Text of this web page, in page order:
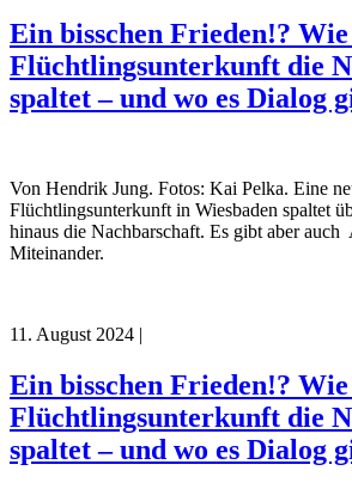
Ein bisschen Frieden!? Wie
Flüchtlingsunterkunft die
spaltet – und wo es Dialog
Von Hendrik Jung. Fotos: Kai Pelka. Eine
Flüchtlingsunterkunft in Wiesbaden spaltet
hinaus die Nachbarschaft. Es gibt aber
Miteinander.
11. August 2024
Ein bisschen Frieden!? Wie
Flüchtlingsunterkunft die
spaltet – und wo es Dialog